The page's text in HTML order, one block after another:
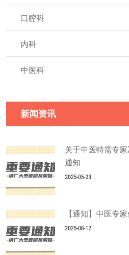
口腔科
内科
中医科
新闻资讯
关于中医特需专
通知
2025-05-23
【通知】中医专
2025-08-12